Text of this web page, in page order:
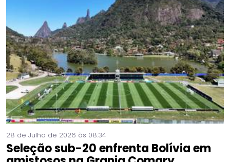
28 de Julho de 2026 às 08:34
Seleção sub-20 enfrenta Bolívia em